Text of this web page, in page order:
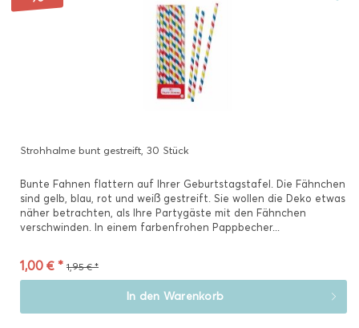
Strohhalme bunt gestreift, 30 Stück
Bunte Fahnen flattern auf Ihrer Geburtstagstafel. Die Fähnchen
sind gelb, blau, rot und weiß gestreift. Sie wollen die Deko etwas
näher betrachten, als Ihre Partygäste mit den Fähnchen
verschwinden. In einem farbenfrohen Pappbecher...
1,00 € * 1,95 € *
In den Warenkorb